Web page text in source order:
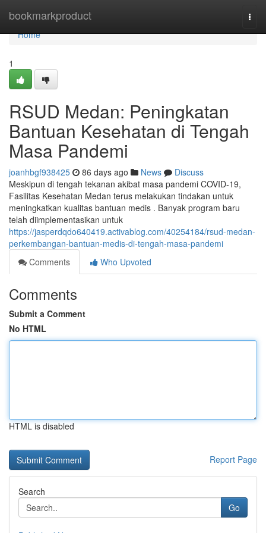
bookmarkproduct
Home
Home
1
RSUD Medan: Peningkatan
Bantuan Kesehatan di Tengah
Masa Pandemi
joanhbgf938425 86 days ago News
Discuss
Meskipun di tengah tekanan akibat masa pandemi COVID-19,
Fasilitas Kesehatan Medan terus melakukan tindakan untuk
meningkatkan kualitas bantuan medis . Banyak program baru
telah diimplementasikan untuk
https://jasperdqdo640419.activablog.com/40254184/rsud-medan-
perkembangan-bantuan-medis-di-tengah-masa-pandemi
Comments
Who Upvoted
Comments
Submit a Comment
No HTML
HTML is disabled
Report Page
Search
Go